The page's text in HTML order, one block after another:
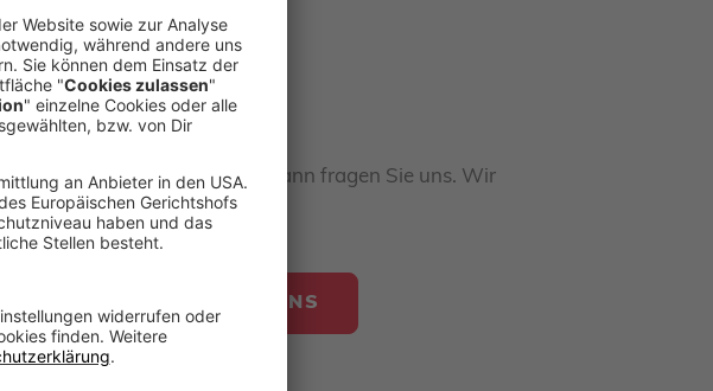
Kontakt
Möchten Sie mehr erfahren? Dann fragen Sie uns. Wir
helfen Ihnen gerne weiter.
KONTAKTIEREN SIE UNS